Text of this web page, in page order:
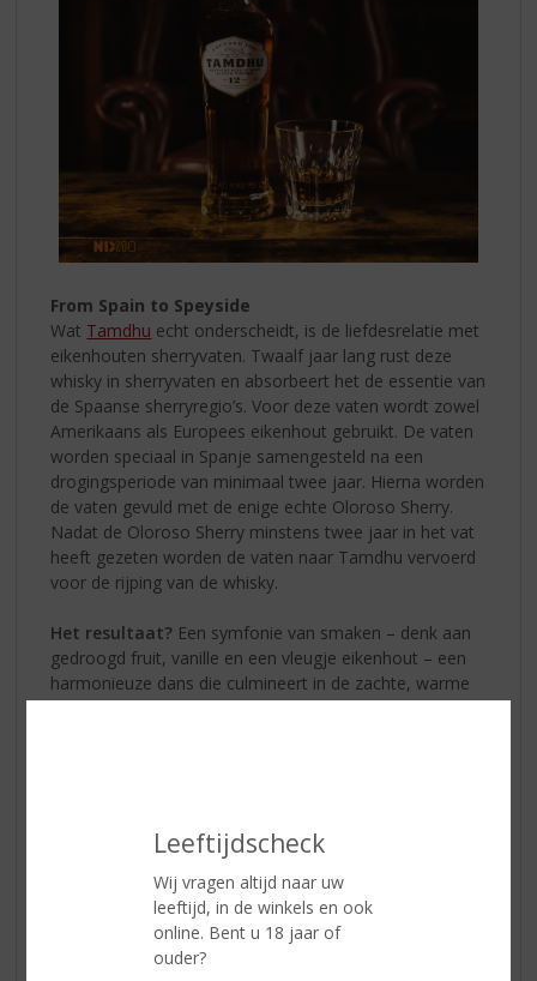
Leeftijdscheck
Wij vragen altijd naar uw
leeftijd, in de winkels en ook
online. Bent u 18 jaar of
ouder?
From Spain to Speyside
Wat Tamdhu echt onderscheidt, is de liefdesrelatie met
eikenhouten sherryvaten. Twaalf jaar lang rust deze
whisky in sherryvaten en absorbeert het de essentie van
de Spaanse sherryregio’s. Voor deze vaten wordt zowel
Amerikaans als Europees eikenhout gebruikt. De vaten
worden speciaal in Spanje samengesteld na een
drogingsperiode van minimaal twee jaar. Hierna worden
de vaten gevuld met de enige echte Oloroso Sherry.
Nadat de Oloroso Sherry minstens twee jaar in het vat
heeft gezeten worden de vaten naar Tamdhu vervoerd
voor de rijping van de whisky.
Het resultaat? Een symfonie van smaken – denk aan
gedroogd fruit, vanille en een vleugje eikenhout – een
harmonieuze dans die culmineert in de zachte, warme
barman presenteert u een flesTamdhu 12 Year Old
Met de eerste slok vertraagt de tijd. De kamer is gevuld
met het rijke aroma en het vloeibare goud streelt uw
gehemelte. Gedroogd fruit, gemalen specerijen en de
klassieke diepte van sherryvaten creëren een magisch
brouwsel dat u meeneemt naar zonovergoten